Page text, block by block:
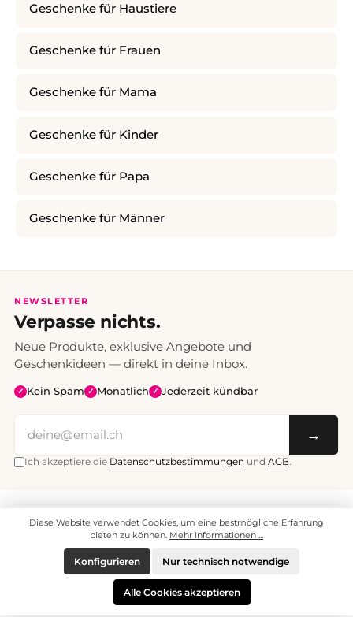
Geschenke für Haustiere
Geschenke für Frauen
Geschenke für Mama
Geschenke für Kinder
Geschenke für Papa
Geschenke für Männer
NEWSLETTER
Verpasse nichts.
Neue Produkte, exklusive Angebote und
Geschenkideen — direkt in deine Inbox.
✓ Kein Spam ✓ Monatlich ✓ Jederzeit kündbar
→
Ich akzeptiere die Datenschutzbestimmungen und AGB.
versandkostenfrei.
© 2008 - 2026 enjoymedia.ch - Alle Rechte vorbehalten.
Diese Website verwendet Cookies, um eine bestmögliche Erfahrung
bieten zu können. Mehr Informationen ...
Nur technisch notwendige
Konfigurieren
Alle Cookies akzeptieren